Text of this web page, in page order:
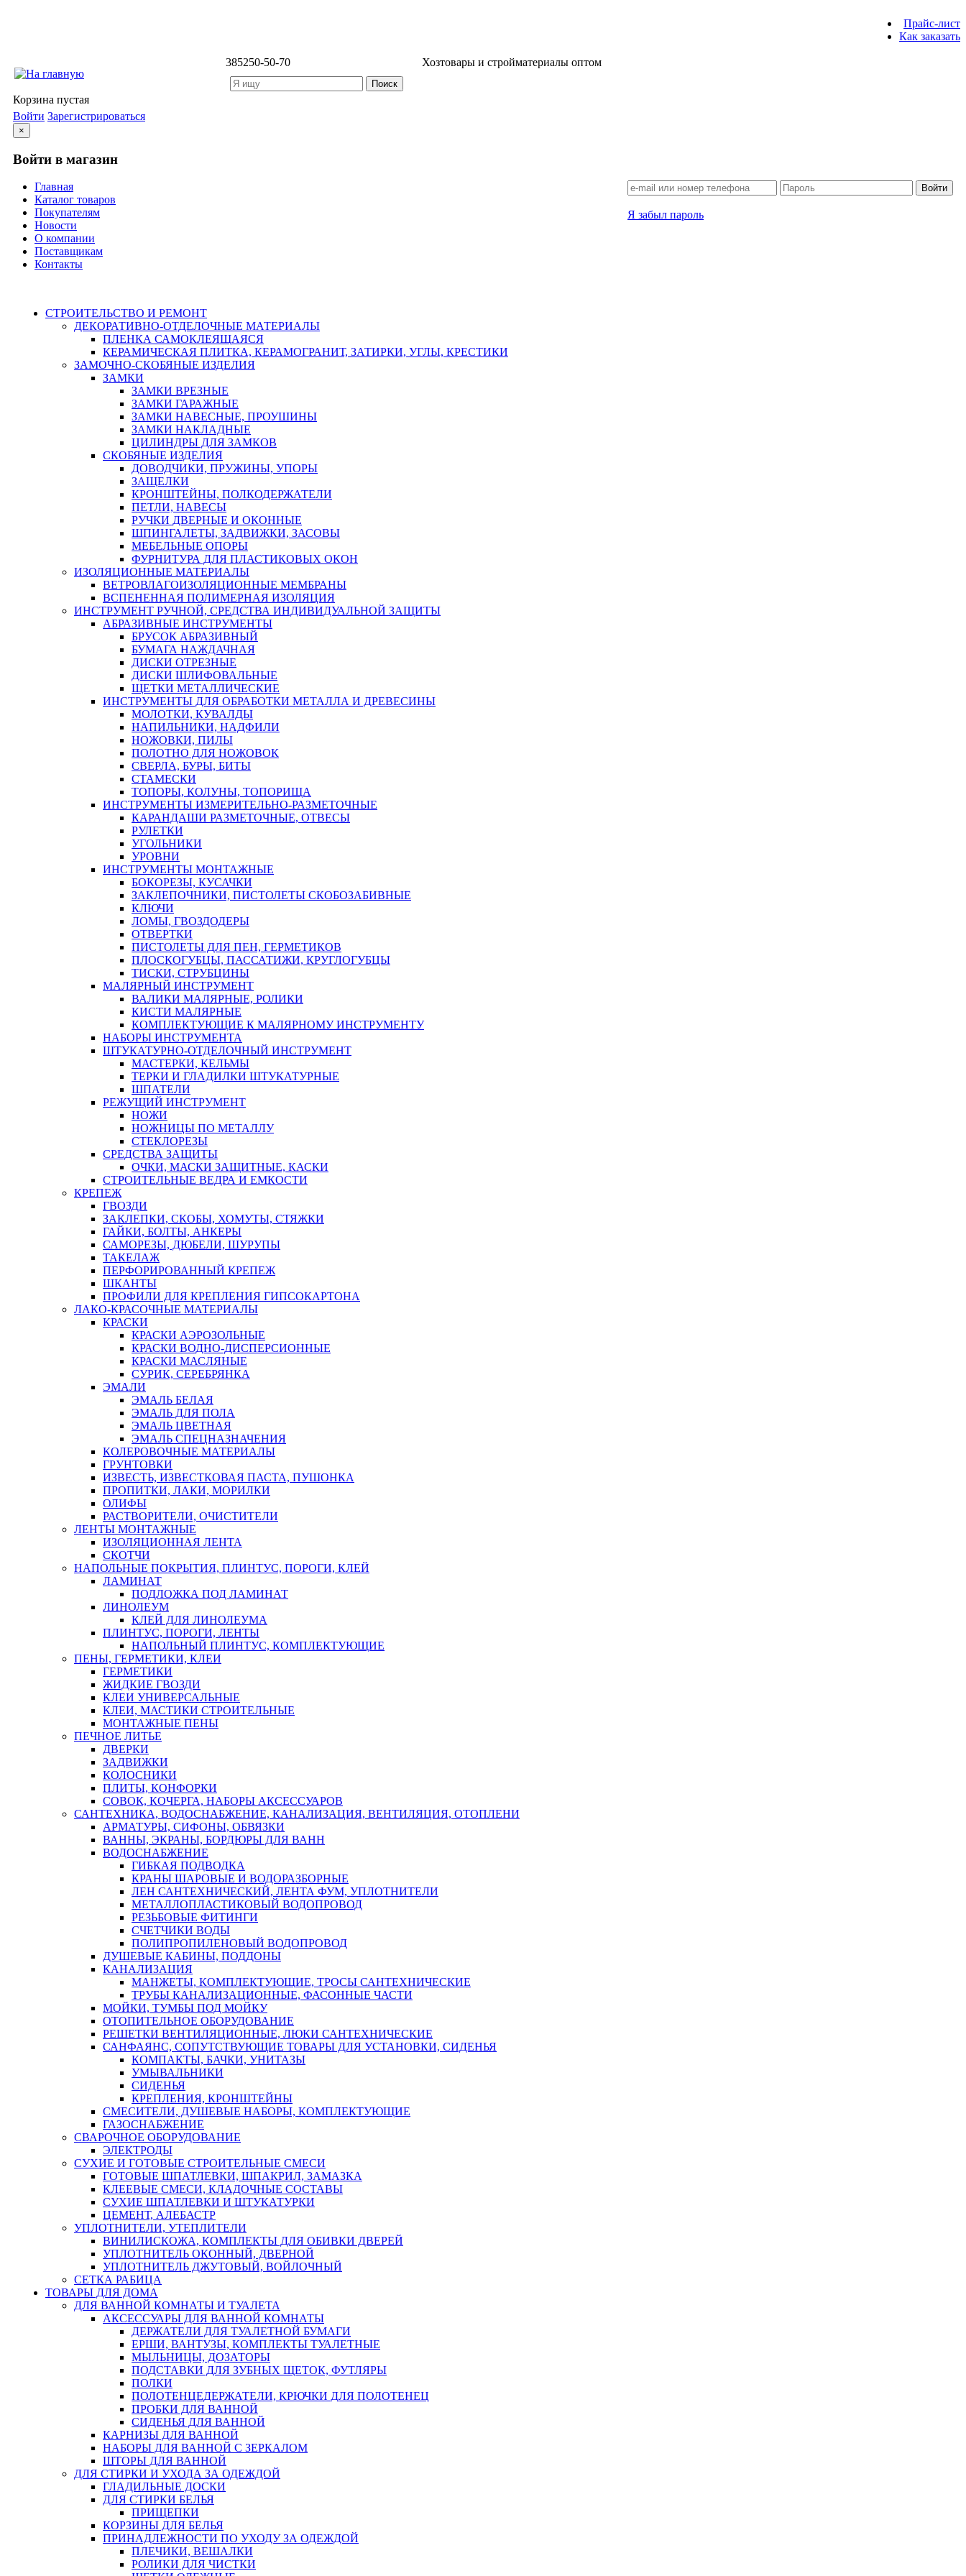
Прайс-лист
Как заказать
385250-50-70 Хозтовары и стройматериалы оптом
Корзина пустая
Войти Зарегистрироваться
×
Войти в магазин
Войти
Я забыл пароль
Главная
Каталог товаров
Покупателям
Новости
О компании
Поставщикам
Контакты
СТРОИТЕЛЬСТВО И РЕМОНТ
ДЕКОРАТИВНО-ОТДЕЛОЧНЫЕ МАТЕРИАЛЫ
ПЛЕНКА САМОКЛЕЯЩАЯСЯ
КЕРАМИЧЕСКАЯ ПЛИТКА, КЕРАМОГРАНИТ, ЗАТИРКИ, УГЛЫ, КРЕСТИКИ
ЗАМОЧНО-СКОБЯНЫЕ ИЗДЕЛИЯ
ЗАМКИ
ЗАМКИ ВРЕЗНЫЕ
ЗАМКИ ГАРАЖНЫЕ
ЗАМКИ НАВЕСНЫЕ, ПРОУШИНЫ
ЗАМКИ НАКЛАДНЫЕ
ЦИЛИНДРЫ ДЛЯ ЗАМКОВ
СКОБЯНЫЕ ИЗДЕЛИЯ
ДОВОДЧИКИ, ПРУЖИНЫ, УПОРЫ
ЗАЩЕЛКИ
КРОНШТЕЙНЫ, ПОЛКОДЕРЖАТЕЛИ
ПЕТЛИ, НАВЕСЫ
РУЧКИ ДВЕРНЫЕ И ОКОННЫЕ
ШПИНГАЛЕТЫ, ЗАДВИЖКИ, ЗАСОВЫ
МЕБЕЛЬНЫЕ ОПОРЫ
ФУРНИТУРА ДЛЯ ПЛАСТИКОВЫХ ОКОН
ИЗОЛЯЦИОННЫЕ МАТЕРИАЛЫ
ВЕТРОВЛАГОИЗОЛЯЦИОННЫЕ МЕМБРАНЫ
ВСПЕНЕННАЯ ПОЛИМЕРНАЯ ИЗОЛЯЦИЯ
ИНСТРУМЕНТ РУЧНОЙ, СРЕДСТВА ИНДИВИДУАЛЬНОЙ ЗАЩИТЫ
АБРАЗИВНЫЕ ИНСТРУМЕНТЫ
БРУСОК АБРАЗИВНЫЙ
БУМАГА НАЖДАЧНАЯ
ДИСКИ ОТРЕЗНЫЕ
ДИСКИ ШЛИФОВАЛЬНЫЕ
ЩЕТКИ МЕТАЛЛИЧЕСКИЕ
ИНСТРУМЕНТЫ ДЛЯ ОБРАБОТКИ МЕТАЛЛА И ДРЕВЕСИНЫ
МОЛОТКИ, КУВАЛДЫ
НАПИЛЬНИКИ, НАДФИЛИ
НОЖОВКИ, ПИЛЫ
ПОЛОТНО ДЛЯ НОЖОВОК
СВЕРЛА, БУРЫ, БИТЫ
СТАМЕСКИ
ТОПОРЫ, КОЛУНЫ, ТОПОРИЩА
ИНСТРУМЕНТЫ ИЗМЕРИТЕЛЬНО-РАЗМЕТОЧНЫЕ
КАРАНДАШИ РАЗМЕТОЧНЫЕ, ОТВЕСЫ
РУЛЕТКИ
УГОЛЬНИКИ
УРОВНИ
ИНСТРУМЕНТЫ МОНТАЖНЫЕ
БОКОРЕЗЫ, КУСАЧКИ
ЗАКЛЕПОЧНИКИ, ПИСТОЛЕТЫ СКОБОЗАБИВНЫЕ
КЛЮЧИ
ЛОМЫ, ГВОЗДОДЕРЫ
ОТВЕРТКИ
ПИСТОЛЕТЫ ДЛЯ ПЕН, ГЕРМЕТИКОВ
ПЛОСКОГУБЦЫ, ПАССАТИЖИ, КРУГЛОГУБЦЫ
ТИСКИ, СТРУБЦИНЫ
МАЛЯРНЫЙ ИНСТРУМЕНТ
ВАЛИКИ МАЛЯРНЫЕ, РОЛИКИ
КИСТИ МАЛЯРНЫЕ
КОМПЛЕКТУЮЩИЕ К МАЛЯРНОМУ ИНСТРУМЕНТУ
НАБОРЫ ИНСТРУМЕНТА
ШТУКАТУРНО-ОТДЕЛОЧНЫЙ ИНСТРУМЕНТ
МАСТЕРКИ, КЕЛЬМЫ
ТЕРКИ И ГЛАДИЛКИ ШТУКАТУРНЫЕ
ШПАТЕЛИ
РЕЖУЩИЙ ИНСТРУМЕНТ
НОЖИ
НОЖНИЦЫ ПО МЕТАЛЛУ
СТЕКЛОРЕЗЫ
СРЕДСТВА ЗАЩИТЫ
ОЧКИ, МАСКИ ЗАЩИТНЫЕ, КАСКИ
СТРОИТЕЛЬНЫЕ ВЕДРА И ЕМКОСТИ
КРЕПЕЖ
ГВОЗДИ
ЗАКЛЕПКИ, СКОБЫ, ХОМУТЫ, СТЯЖКИ
ГАЙКИ, БОЛТЫ, АНКЕРЫ
САМОРЕЗЫ, ДЮБЕЛИ, ШУРУПЫ
ТАКЕЛАЖ
ПЕРФОРИРОВАННЫЙ КРЕПЕЖ
ШКАНТЫ
ПРОФИЛИ ДЛЯ КРЕПЛЕНИЯ ГИПСОКАРТОНА
ЛАКО-КРАСОЧНЫЕ МАТЕРИАЛЫ
КРАСКИ
КРАСКИ АЭРОЗОЛЬНЫЕ
КРАСКИ ВОДНО-ДИСПЕРСИОННЫЕ
КРАСКИ МАСЛЯНЫЕ
СУРИК, СЕРЕБРЯНКА
ЭМАЛИ
ЭМАЛЬ БЕЛАЯ
ЭМАЛЬ ДЛЯ ПОЛА
ЭМАЛЬ ЦВЕТНАЯ
ЭМАЛЬ СПЕЦНАЗНАЧЕНИЯ
КОЛЕРОВОЧНЫЕ МАТЕРИАЛЫ
ГРУНТОВКИ
ИЗВЕСТЬ, ИЗВЕСТКОВАЯ ПАСТА, ПУШОНКА
ПРОПИТКИ, ЛАКИ, МОРИЛКИ
ОЛИФЫ
РАСТВОРИТЕЛИ, ОЧИСТИТЕЛИ
ЛЕНТЫ МОНТАЖНЫЕ
ИЗОЛЯЦИОННАЯ ЛЕНТА
СКОТЧИ
НАПОЛЬНЫЕ ПОКРЫТИЯ, ПЛИНТУС, ПОРОГИ, КЛЕЙ
ЛАМИНАТ
ПОДЛОЖКА ПОД ЛАМИНАТ
ЛИНОЛЕУМ
КЛЕЙ ДЛЯ ЛИНОЛЕУМА
ПЛИНТУС, ПОРОГИ, ЛЕНТЫ
НАПОЛЬНЫЙ ПЛИНТУС, КОМПЛЕКТУЮЩИЕ
ПЕНЫ, ГЕРМЕТИКИ, КЛЕИ
ГЕРМЕТИКИ
ЖИДКИЕ ГВОЗДИ
КЛЕИ УНИВЕРСАЛЬНЫЕ
КЛЕИ, МАСТИКИ СТРОИТЕЛЬНЫЕ
МОНТАЖНЫЕ ПЕНЫ
ПЕЧНОЕ ЛИТЬЕ
ДВЕРКИ
ЗАДВИЖКИ
КОЛОСНИКИ
ПЛИТЫ, КОНФОРКИ
СОВОК, КОЧЕРГА, НАБОРЫ АКСЕССУАРОВ
САНТЕХНИКА, ВОДОСНАБЖЕНИЕ, КАНАЛИЗАЦИЯ, ВЕНТИЛЯЦИЯ, ОТОПЛЕНИ
АРМАТУРЫ, СИФОНЫ, ОБВЯЗКИ
ВАННЫ, ЭКРАНЫ, БОРДЮРЫ ДЛЯ ВАНН
ВОДОСНАБЖЕНИЕ
ГИБКАЯ ПОДВОДКА
КРАНЫ ШАРОВЫЕ И ВОДОРАЗБОРНЫЕ
ЛЕН САНТЕХНИЧЕСКИЙ, ЛЕНТА ФУМ, УПЛОТНИТЕЛИ
МЕТАЛЛОПЛАСТИКОВЫЙ ВОДОПРОВОД
РЕЗЬБОВЫЕ ФИТИНГИ
СЧЕТЧИКИ ВОДЫ
ПОЛИПРОПИЛЕНОВЫЙ ВОДОПРОВОД
ДУШЕВЫЕ КАБИНЫ, ПОДДОНЫ
КАНАЛИЗАЦИЯ
МАНЖЕТЫ, КОМПЛЕКТУЮЩИЕ, ТРОСЫ САНТЕХНИЧЕСКИЕ
ТРУБЫ КАНАЛИЗАЦИОННЫЕ, ФАСОННЫЕ ЧАСТИ
МОЙКИ, ТУМБЫ ПОД МОЙКУ
ОТОПИТЕЛЬНОЕ ОБОРУДОВАНИЕ
РЕШЕТКИ ВЕНТИЛЯЦИОННЫЕ, ЛЮКИ САНТЕХНИЧЕСКИЕ
САНФАЯНС, СОПУТСТВУЮЩИЕ ТОВАРЫ ДЛЯ УСТАНОВКИ, СИДЕНЬЯ
КОМПАКТЫ, БАЧКИ, УНИТАЗЫ
УМЫВАЛЬНИКИ
СИДЕНЬЯ
КРЕПЛЕНИЯ, КРОНШТЕЙНЫ
СМЕСИТЕЛИ, ДУШЕВЫЕ НАБОРЫ, КОМПЛЕКТУЮЩИЕ
ГАЗОСНАБЖЕНИЕ
СВАРОЧНОЕ ОБОРУДОВАНИЕ
ЭЛЕКТРОДЫ
СУХИЕ И ГОТОВЫЕ СТРОИТЕЛЬНЫЕ СМЕСИ
ГОТОВЫЕ ШПАТЛЕВКИ, ШПАКРИЛ, ЗАМАЗКА
КЛЕЕВЫЕ СМЕСИ, КЛАДОЧНЫЕ СОСТАВЫ
СУХИЕ ШПАТЛЕВКИ И ШТУКАТУРКИ
ЦЕМЕНТ, АЛЕБАСТР
УПЛОТНИТЕЛИ, УТЕПЛИТЕЛИ
ВИНИЛИСКОЖА, КОМПЛЕКТЫ ДЛЯ ОБИВКИ ДВЕРЕЙ
УПЛОТНИТЕЛЬ ОКОННЫЙ, ДВЕРНОЙ
УПЛОТНИТЕЛЬ ДЖУТОВЫЙ, ВОЙЛОЧНЫЙ
СЕТКА РАБИЦА
ТОВАРЫ ДЛЯ ДОМА
ДЛЯ ВАННОЙ КОМНАТЫ И ТУАЛЕТА
АКСЕССУАРЫ ДЛЯ ВАННОЙ КОМНАТЫ
ДЕРЖАТЕЛИ ДЛЯ ТУАЛЕТНОЙ БУМАГИ
ЕРШИ, ВАНТУЗЫ, КОМПЛЕКТЫ ТУАЛЕТНЫЕ
МЫЛЬНИЦЫ, ДОЗАТОРЫ
ПОДСТАВКИ ДЛЯ ЗУБНЫХ ЩЕТОК, ФУТЛЯРЫ
ПОЛКИ
ПОЛОТЕНЦЕДЕРЖАТЕЛИ, КРЮЧКИ ДЛЯ ПОЛОТЕНЕЦ
ПРОБКИ ДЛЯ ВАННОЙ
СИДЕНЬЯ ДЛЯ ВАННОЙ
КАРНИЗЫ ДЛЯ ВАННОЙ
НАБОРЫ ДЛЯ ВАННОЙ С ЗЕРКАЛОМ
ШТОРЫ ДЛЯ ВАННОЙ
ДЛЯ СТИРКИ И УХОДА ЗА ОДЕЖДОЙ
ГЛАДИЛЬНЫЕ ДОСКИ
ДЛЯ СТИРКИ БЕЛЬЯ
ПРИЩЕПКИ
КОРЗИНЫ ДЛЯ БЕЛЬЯ
ПРИНАДЛЕЖНОСТИ ПО УХОДУ ЗА ОДЕЖДОЙ
ПЛЕЧИКИ, ВЕШАЛКИ
РОЛИКИ ДЛЯ ЧИСТКИ